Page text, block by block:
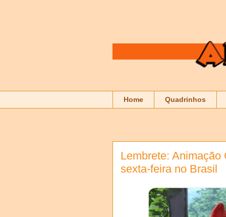
Home Quadrinhos
Lembrete:
sexta-feira no Brasil